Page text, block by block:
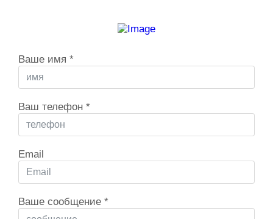
Ваше имя *
Ваш телефон *
Email
Ваше сообщение *